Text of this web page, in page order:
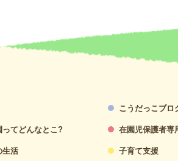
ってどんなとこ?
生活
こうだっこブロ
在園児保護者専
子育て支援